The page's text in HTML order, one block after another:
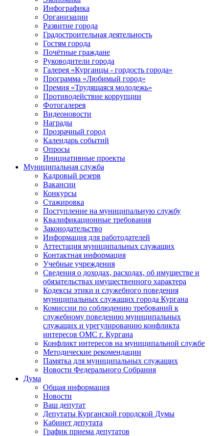
Инфографика
Организации
Развитие города
Градостроительная деятельность
Гостям города
Почётные граждане
Руководители города
Галерея «Курганцы - гордость города»
Программа «Любимый город»
Премия «Трудящаяся молодежь»
Противодействие коррупции
Фотогалерея
Видеоновости
Награды
Прозрачный город
Календарь событий
Опросы
Инициативные проекты
Муниципальная служба
Кадровый резерв
Вакансии
Конкурсы
Стажировка
Поступление на муниципальную службу
Квалификационные требования
Законодательство
Информация для работодателей
Аттестация муниципальных служащих
Контактная информация
Учебные учреждения
Сведения о доходах, расходах, об имуществе и
обязательствах имущественного характера
Кодексы этики и служебного поведения
муниципальных служащих города Кургана
Комиссии по соблюдению требований к
служебному поведению муниципальных
служащих и урегулированию конфликта
интересов ОМС г. Кургана
Конфликт интересов на муниципальной службе
Методические рекомендации
Памятка для муниципальных служащих
Новости Федерального Cобрания
Дума
Общая информация
Новости
Ваш депутат
Депутаты Курганской городской Думы
Кабинет депутата
График приема депутатов